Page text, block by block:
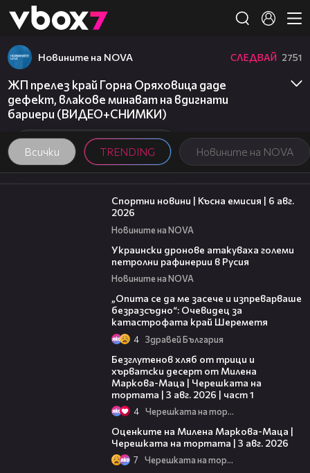
👾
Всички TRENDING Новините на NOVA
Новините на NOVA СЛЕДВАЙ 2751
ЖП прелез край Горна Оряховица даде
дефект, влакове минават на вдигнати
бариери (ВИДЕО+СНИМКИ)
04:51
Спортни новини | Късна емисия | 6 авг.
2026
Новините на NOVA
Украински дронове атакуваха големи
петролни рафинерии в Русия
Новините на NOVA
„Опита се да ме засече и изпреварваше
безразсъдно“: Очевидец за
катастрофата край Шереметя
4 Здравей България
Безглутенов хляб от трици и
хърватски десерт от Милена
Маркова-Маца | Черешката на
тортата | 3 авг. 2026 | част 1
4 Черешката на тортата
Оценките на Милена Маркова-Маца |
Черешката на тортата | 3 авг. 2026
7 Черешката на тортата